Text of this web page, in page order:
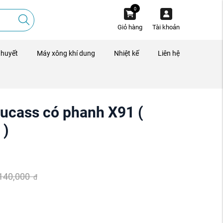
Tài khoản
0
Giỏ hàng
Máy xông khí dung Nhiệt kế Liên hệ
có phanh X91 (
đ